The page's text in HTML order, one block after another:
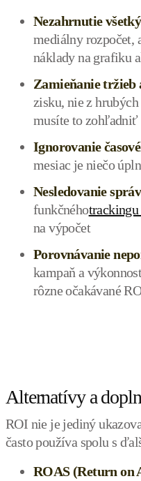
Nezahrnutie
mediálny rozpočet,
náklady na grafiku
Zamieňanie tržieb
zisku, nie z
musíte to zohľadniť
Ignorovanie
mesiac je niečo
Nesledovanie
funkčného
na výpočet
Porovnávanie
kampaň a
rôzne očakávané
Alternatívy a
ROI nie je jediný
často používa spolu s
ROAS (Return on